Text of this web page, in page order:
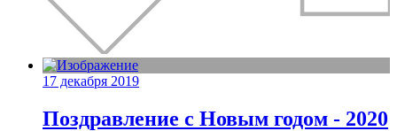
17 декабря 2019
Поздравление с Новым годом - 2020